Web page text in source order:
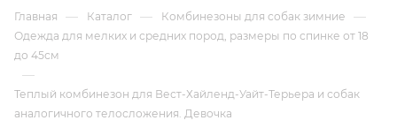
Главная — Каталог — Комбинезоны для собак зимние —
Одежда для мелких и средних пород, размеры по спинке от 18
до 45см
—
Теплый комбинезон для Вест-Хайленд-Уайт-Терьера и собак
аналогичного телосложения. Девочка